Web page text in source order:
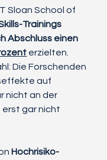
Sloan School of
Trainings
Abschluss einen
erzielten.
Die Forschenden
auf
nicht an der
gar nicht
Hochrisiko-